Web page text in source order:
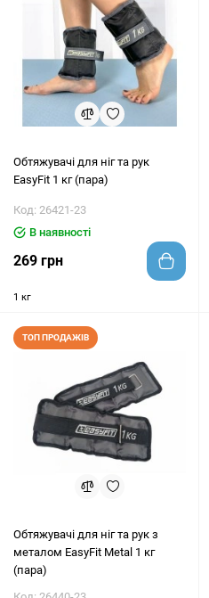
Обтяжувачі для ніг та рук
EasyFit 1 кг (пара)
Код: 26421-23
В наявності
269 грн
1 кг
ТОП ПРОДАЖІВ
Обтяжувачі для ніг та рук з
металом EasyFit Metal 1 кг
(пара)